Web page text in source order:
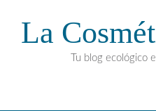
La
Tu blog ecológico